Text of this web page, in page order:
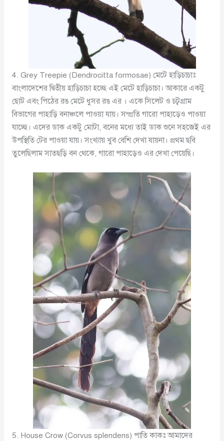
4. Grey Treepie (Dendrocitta formosae) মেটে হাড়িচাচাঃ
বাংলাদেশের দ্বিতীয় হাড়িচাচা হচ্ছে এই মেটে হাড়িচাচা। আকারে একটু
ছোট এবং পিঠের রঙ মেটে ধুসর রঙ এর । একে সিলেট ও চট্বগ্রাম
বিভাগের পাহাড়ি বনাঞ্চলে পাওয়া যায়। সম্প্রতি গারো পাহাড়েও পাওয়া
যাচ্ছে। এদের ডাক একটু মোটা, বনের মধ্যে তাই ডাক শুনে সহজেই এর
উপস্থিতি টের পাওয়া যায়। সংখ্যায় খুব বেশি দেখা যায়না। প্রথম ছবি
তুলেছিলাম সাতছড়ি বন থেকে, গারো পাহাড়েও এর দেখা পেয়েছি।
5. House Crow (Corvus splendens) পাতি কাকঃ আমাদের